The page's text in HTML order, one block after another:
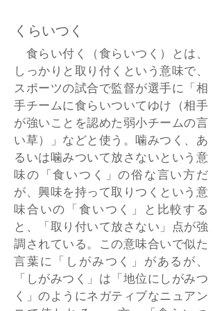
くらいつく
食らい付く（食らいつく）とは、
しっかりと取り付くという意味で、
スポーツの試合で監督が選手に「相
手チームに食らいついてゆけ（相手
が強いことを認めた弱小チームの言
い草）」などと使う。噛みつく、あ
るいは噛みついて放さないという意
味の「食いつく」の俗な言い方だ
が、興味を持って取りつくという意
味合いの「食いつく」と比較する
と、「取り付いて放さない」点が強
調されている。この意味合いで似た
言葉に「しがみつく」があるが、
「しがみつく」は「地位にしがみつ
く」のようにネガティブなニュアン